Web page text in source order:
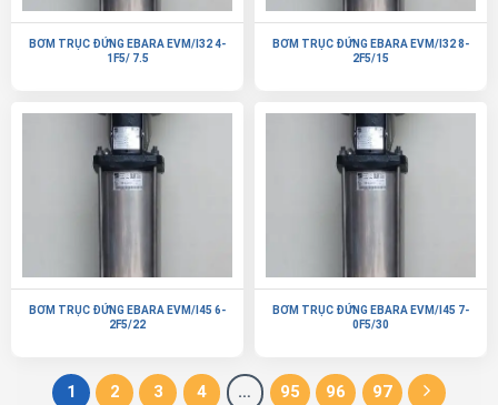
BƠM TRỤC ĐỨNG EBARA EVM/I32 4-
1F5/ 7.5
BƠM TRỤC ĐỨNG EBARA EVM/I32 8-
2F5/15
BƠM TRỤC ĐỨNG EBARA EVM/I45 6-
2F5/22
BƠM TRỤC ĐỨNG EBARA EVM/I45 7-
0F5/30
1 2 3 4 … 95 96 97